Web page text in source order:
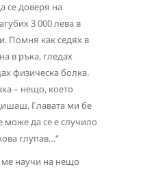
се доверя на
3 000 лева в
Помня как седях в
в ръка, гледах
физическа болка.
– нещо, което
Главата ми бе
може да се е случило
глупав…“
ме научи на нещо